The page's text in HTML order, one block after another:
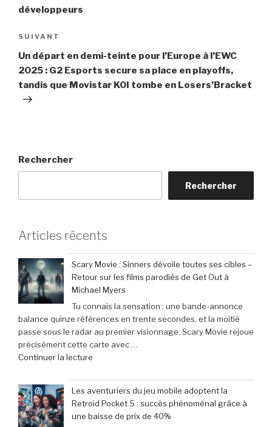
l’article
développeurs
Article
suivant
SUIVANT
Un départ en demi-teinte pour l’Europe à l’EWC
2025 : G2 Esports secure sa place en playoffs,
tandis que Movistar KOI tombe en Losers’Bracket
Rechercher
Rechercher
Articles récents
Scary Movie : Sinners dévoile toutes ses cibles –
Retour sur les films parodiés de Get Out à
Michael Myers
Tu connais la sensation : une bande-annonce
balance quinze références en trente secondes, et la moitié
passe sous le radar au premier visionnage. Scary Movie rejoue
précisément cette carte avec …
Continuer la lecture
Movie
:
Sinners
dévoile
Les aventuriers du jeu mobile adoptent la
Retroid Pocket 5 : succès phénoménal grâce à
une baisse de prix de 40%